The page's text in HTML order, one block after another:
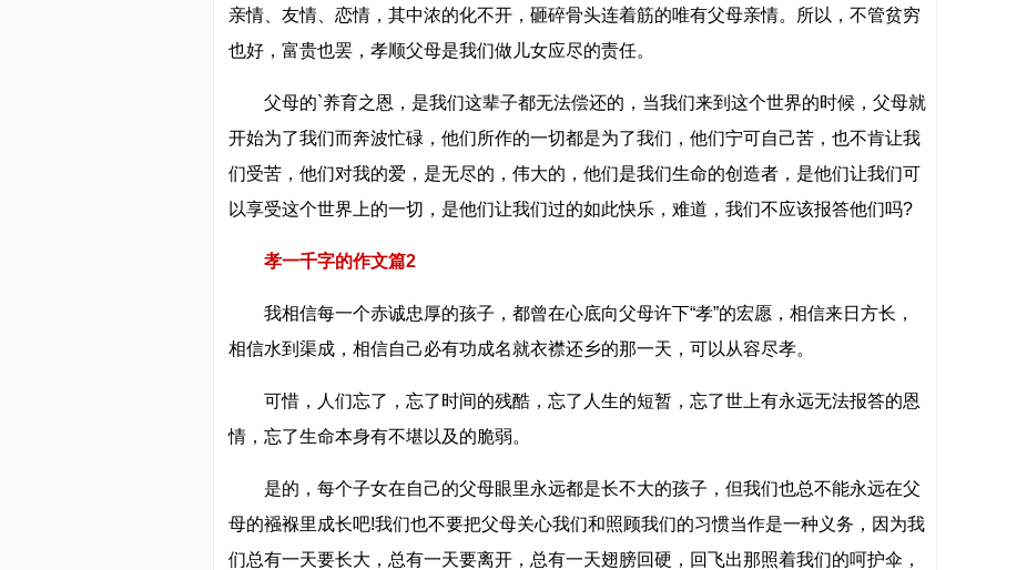
亲情、友情、恋情，其中浓的化不开，砸碎骨头连着筋的唯有父母亲情。所以，不管贫穷
也好，富贵也罢，孝顺父母是我们做儿女应尽的责任。
父母的`养育之恩，是我们这辈子都无法偿还的，当我们来到这个世界的时候，父母就
开始为了我们而奔波忙碌，他们所作的一切都是为了我们，他们宁可自己苦，也不肯让我
们受苦，他们对我的爱，是无尽的，伟大的，他们是我们生命的创造者，是他们让我们可
以享受这个世界上的一切，是他们让我们过的如此快乐，难道，我们不应该报答他们吗?
孝一千字的作文篇2
我相信每一个赤诚忠厚的孩子，都曾在心底向父母许下“孝”的宏愿，相信来日方长，
相信水到渠成，相信自己必有功成名就衣襟还乡的那一天，可以从容尽孝。
可惜，人们忘了，忘了时间的残酷，忘了人生的短暂，忘了世上有永远无法报答的恩
情，忘了生命本身有不堪以及的脆弱。
是的，每个子女在自己的父母眼里永远都是长不大的孩子，但我们也总不能永远在父
母的襁褓里成长吧!我们也不要把父母关心我们和照顾我们的习惯当作是一种义务，因为我
们总有一天要长大，总有一天要离开，总有一天翅膀回硬，回飞出那照着我们的呵护伞，